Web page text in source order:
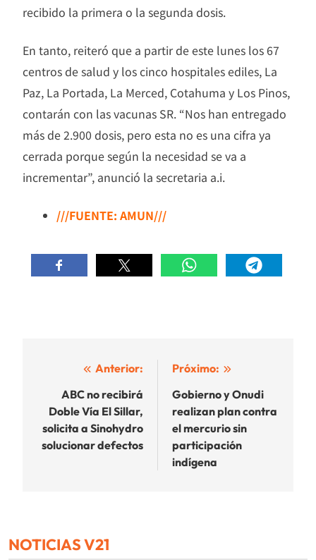
recibido la primera o la segunda dosis.
En tanto, reiteró que a partir de este lunes los 67
centros de salud y los cinco hospitales ediles, La
Paz, La Portada, La Merced, Cotahuma y Los Pinos,
contarán con las vacunas SR. “Nos han entregado
más de 2.900 dosis, pero esta no es una cifra ya
cerrada porque según la necesidad se va a
incrementar”, anunció la secretaria a.i.
///FUENTE: AMUN///
Navegación
entradas
Anterior:
ABC no recibirá
Doble Vía El Sillar,
solicita a Sinohydro
solucionar defectos
Próximo:
Gobierno y Onudi
realizan plan contra
el mercurio sin
participación
indígena
NOTICIAS V21